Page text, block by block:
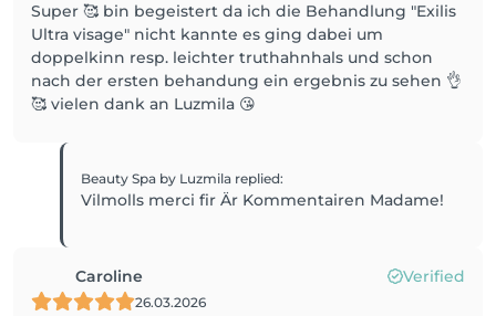
Super 🥰 bin begeistert da ich die Behandlung "Exilis
Ultra visage" nicht kannte es ging dabei um
doppelkinn resp. leichter truthahnhals und schon
nach der ersten behandung ein ergebnis zu sehen 👌
🥰 vielen dank an Luzmila 😘
Beauty Spa by Luzmila replied:
Vilmolls merci fir Är Kommentairen Madame!
Caroline Verified
26.03.2026